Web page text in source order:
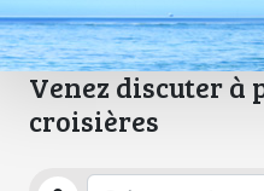
Venez discuter à
croisières